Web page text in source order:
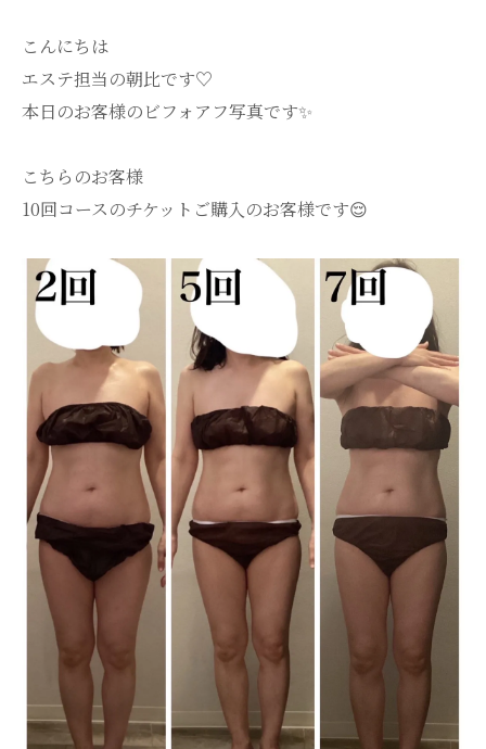
こんにちは
エステ担当の朝比です♡
本日のお客様のビフォアフ写真です✨
こちらのお客様
10回コースのチケットご購入のお客様です😌